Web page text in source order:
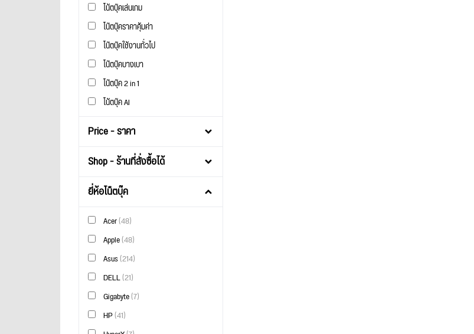
โน้ตบุ๊คเล่นเกม
โน๊ตบุ๊คราคาคุ้มค่า
โน๊ตบุ๊คใช้งานทั่วไป
โน๊ตบุ๊คบางเบา
โน๊ตบุ๊ค 2 in 1
โน้ตบุ๊ค AI
Price - ราคา
Shop - ร้านที่สั่งซื้อได้
ยี่ห้อโน็ตบุ๊ค
Acer(48)
Apple(48)
Asus(214)
DELL(21)
Gigabyte(7)
HP(41)